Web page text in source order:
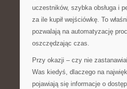
uczestników, szybka obsługa i
za ile kupił wejściówkę. To
pozwalają na automatyzację
oszczędzając czas.
Przy okazji – czy nie
Was kiedyś, dlaczego na
pojawiają się informacje o